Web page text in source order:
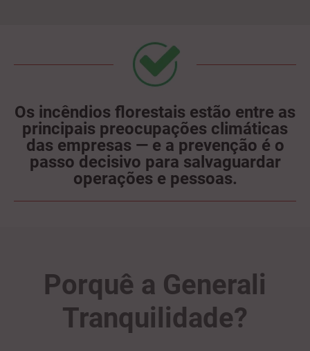
Os incêndios florestais estão entre as
principais preocupações climáticas
das empresas — e a prevenção é o
passo decisivo para salvaguardar
operações e pessoas.
Porquê a Generali
Tranquilidade?